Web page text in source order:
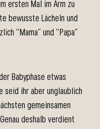
ersten Mal im Arm zu
bewusste Lächeln und
“Mama” und “Papa”
Babyphase etwas
seid ihr aber unglaublich
gemeinsamen
deshalb verdient